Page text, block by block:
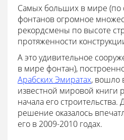
Самых больших в мире
фонтанов огромное
рекордсмены по высоте
протяженности
А это удивительное
в мире фонтан),
Арабских Эмиратах, вошло
известной мировой книги
начала его строительства.
решение оказалось
его в 2009-2010 годах.